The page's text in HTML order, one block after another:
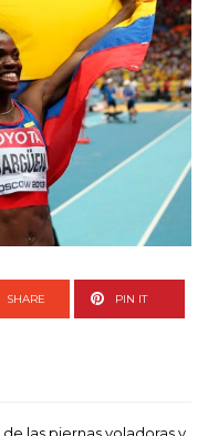
SHARE PIN IT
las piernas voladoras y